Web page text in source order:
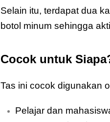
Selain itu, terdapat dua
botol minum sehingga
Cocok untuk
Tas ini cocok digunakan
Pelajar dan